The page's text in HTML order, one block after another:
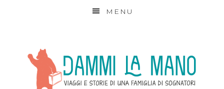
MENU